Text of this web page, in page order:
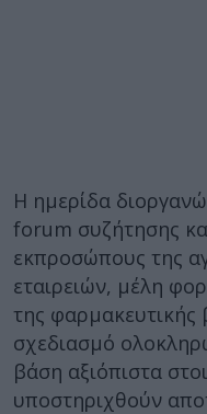
Η ημερίδα
forum συζήτησης
εκπροσώπους της
εταιρειών, μέλη
της φαρμακευτικής
σχεδιασμό
βάση αξιόπιστα
υποστηριχθούν